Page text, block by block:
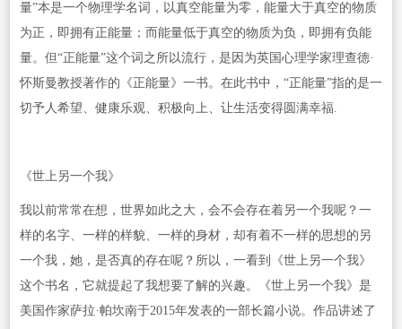
量”本是一个物理学名词，以真空能量为零，能量大于真空的物质
为正，即拥有正能量；而能量低于真空的物质为负，即拥有负能
量。但“正能量”这个词之所以流行，是因为英国心理学家理查德·
怀斯曼教授著作的《正能量》一书。在此书中，“正能量”指的是一
切予人希望、健康乐观、积极向上、让生活变得圆满幸福.
《世上另一个我》
我以前常常在想，世界如此之大，会不会存在着另一个我呢？一
样的名字、一样的样貌、一样的身材，却有着不一样的思想的另
一个我，她，是否真的存在呢？所以，一看到《世上另一个我》
这个书名，它就提起了我想要了解的兴趣。《世上另一个我》是
美国作家萨拉·帕坎南于2015年发表的一部长篇小说。作品讲述了